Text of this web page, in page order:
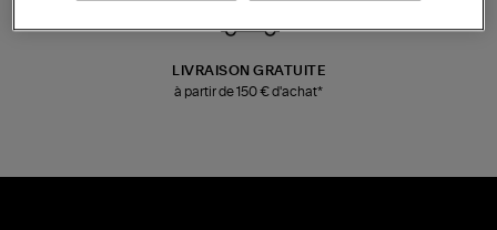
LIVRAISON GRATUITE
à partir de 150 € d'achat*